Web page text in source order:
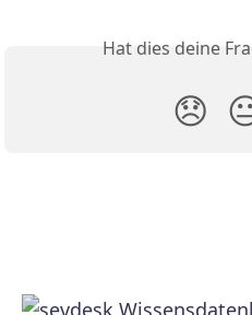
Hat dies deine
😞